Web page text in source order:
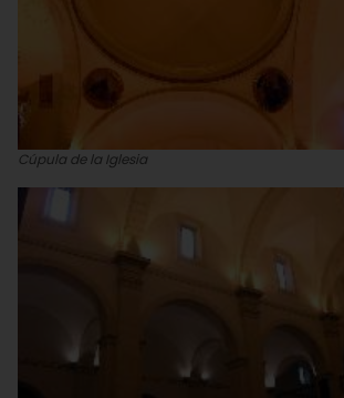
Cúpula de la Iglesia